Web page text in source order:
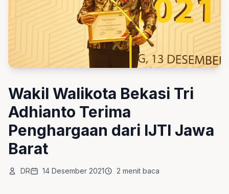
Wakil Walikota Bekasi Tri
Adhianto Terima
Penghargaan dari IJTI Jawa
Barat
DR 14 Desember 2021 2 menit baca